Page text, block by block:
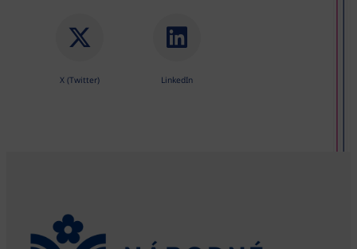
X (Twitter) LinkedIn